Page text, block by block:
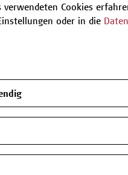
verwendeten Cookies
oder in die